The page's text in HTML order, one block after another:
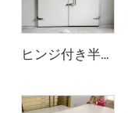
ヒンジ付き半埋め込みドア